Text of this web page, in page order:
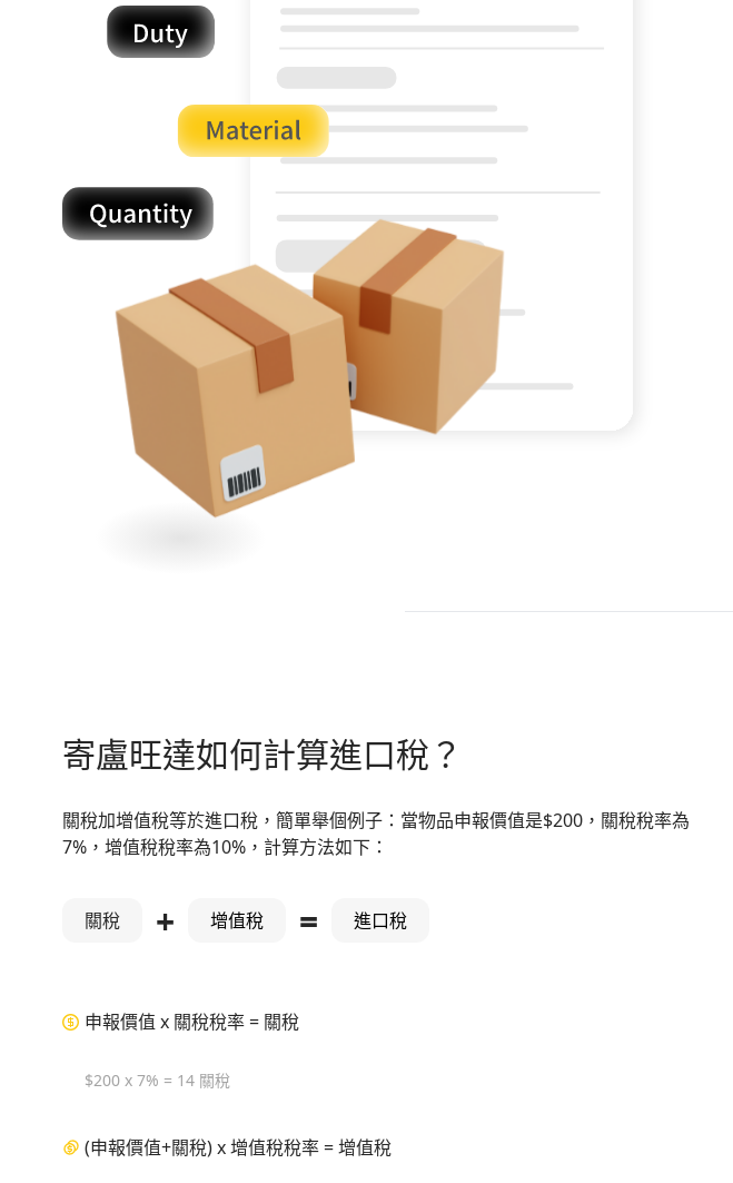
寄盧旺達如何計算進口稅？
關稅加增值稅等於進口稅，簡單舉個例子：當物品申報價值是$200，關稅稅率為
7%，增值稅稅率為10%，計算方法如下：
關稅 + 增值稅 = 進口稅
申報價值 x 關稅稅率 = 關稅
$200 x 7% = 14 關稅
(申報價值+關稅) x 增值稅稅率 = 增值稅